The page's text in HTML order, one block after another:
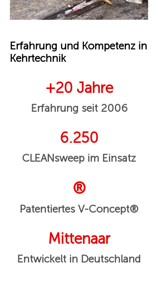
Erfahrung und Kompetenz in
Kehrtechnik
+20 Jahre
Erfahrung seit 2006
6.250
CLEANsweep im Einsatz
®
Patentiertes V-Concept®
Mittenaar
Entwickelt in Deutschland